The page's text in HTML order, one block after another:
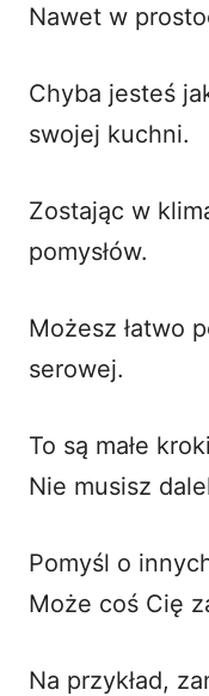
Nawet w
Chyba jesteś
swojej kuchni.
Zostając w
pomysłów.
Możesz łatwo
serowej.
To są małe
Nie musisz
Pomyśl o
Może coś Cię
Na przykład,